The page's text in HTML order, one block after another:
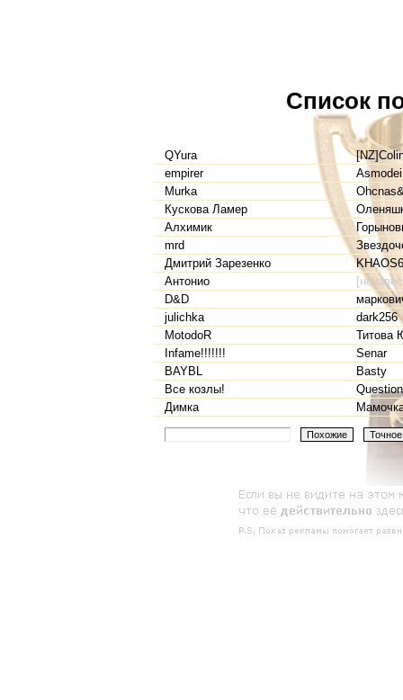
Список
QYura
empirer
Asmodei
Murka
Кускова Ламер
Алхимик
mrd
Дмитрий Зарезенко
Антонио
D&D
julichka
dark256
MotodoR
Титова
Infame!!!!!!!
Senar
BAYBL
Basty
Все козлы!
Димка